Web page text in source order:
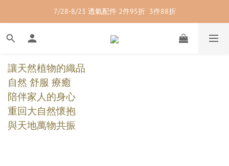
7/28-8/23 紳士內著 2件9折
7/28-8/23 透氣配件 2件95折  3件88折
7/28-8/23 紳士內著 2件9折
讓天然植物的織品
自然 舒服 療癒
陪伴家人的身心
重回大自然懷抱
與天地萬物共振